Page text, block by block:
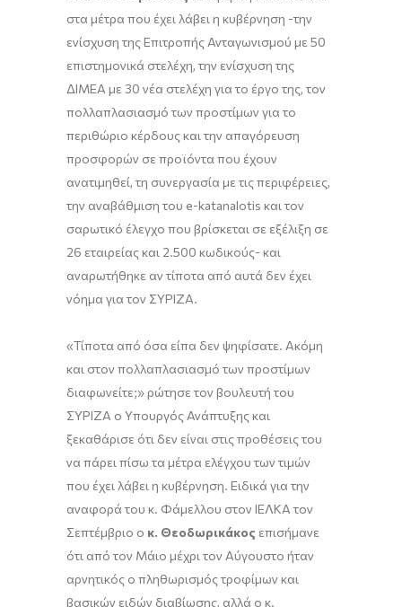
στα μέτρα που έχει λάβει η κυβέρνηση -την
ενίσχυση της Επιτροπής Ανταγωνισμού με 50
επιστημονικά στελέχη, την ενίσχυση της
ΔΙΜΕΑ με 30 νέα στελέχη για το έργο της, τον
πολλαπλασιασμό των προστίμων για το
περιθώριο κέρδους και την απαγόρευση
προσφορών σε προϊόντα που έχουν
ανατιμηθεί, τη συνεργασία με τις περιφέρειες,
την αναβάθμιση του e-katanalotis και τον
σαρωτικό έλεγχο που βρίσκεται σε εξέλιξη σε
26 εταιρείας και 2.500 κωδικούς- και
αναρωτήθηκε αν τίποτα από αυτά δεν έχει
νόημα για τον ΣΥΡΙΖΑ.
«Τίποτα από όσα είπα δεν ψηφίσατε. Ακόμη
και στον πολλαπλασιασμό των προστίμων
διαφωνείτε;» ρώτησε τον βουλευτή του
ΣΥΡΙΖΑ ο Υπουργός Ανάπτυξης και
ξεκαθάρισε ότι δεν είναι στις προθέσεις του
να πάρει πίσω τα μέτρα ελέγχου των τιμών
που έχει λάβει η κυβέρνηση. Ειδικά για την
αναφορά του κ. Φάμελλου στον ΙΕΛΚΑ τον
Σεπτέμβριο ο κ. Θεοδωρικάκος επισήμανε
ότι από τον Μάιο μέχρι τον Αύγουστο ήταν
αρνητικός ο πληθωρισμός τροφίμων και
βασικών ειδών διαβίωσης, αλλά ο κ.